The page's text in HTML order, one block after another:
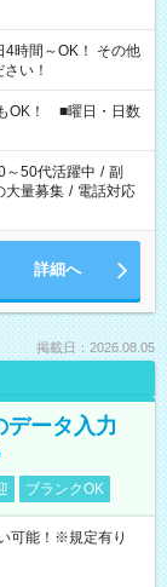
OK！ その他
い！
OK！ ■曜日・日数
～50代活躍中 / 副
大量募集 / 電話対応
詳細へ
掲載日：2026.08.05
データ入力
ブランクOK
可能！※規定有り